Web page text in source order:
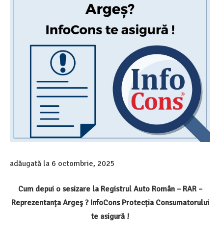
adăugată la 6 octombrie, 2025
Cum depui o sesizare la Registrul Auto Român – RAR –
Reprezentanța Argeş ? InfoCons Protecția Consumatorului
te asigură !